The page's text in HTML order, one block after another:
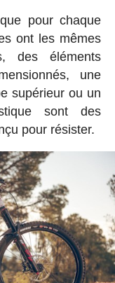
pour chaque
ont les mêmes
des éléments
une
supérieur ou un
sont des
pour résister.